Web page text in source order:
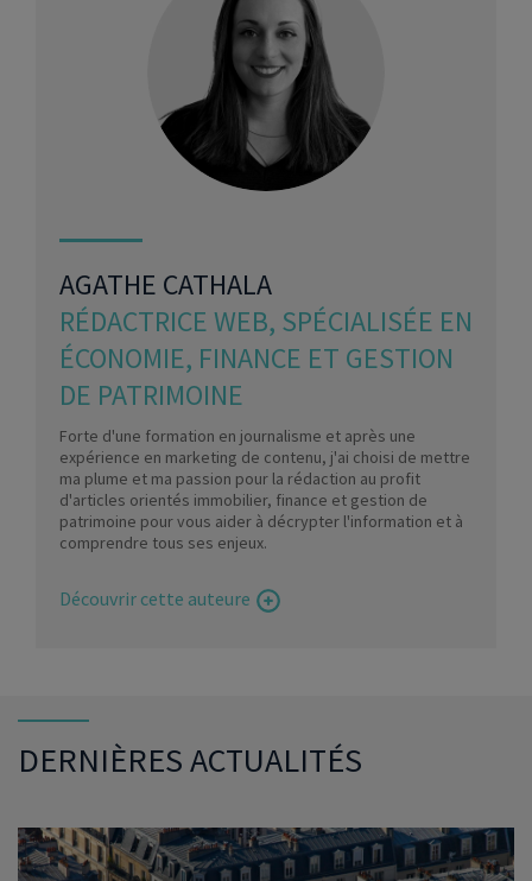
AGATHE CATHALA
RÉDACTRICE WEB, SPÉCIALISÉE EN
ÉCONOMIE, FINANCE ET GESTION
DE PATRIMOINE
Forte d'une formation en journalisme et après une
expérience en marketing de contenu, j'ai choisi de mettre
ma plume et ma passion pour la rédaction au profit
d'articles orientés immobilier, finance et gestion de
patrimoine pour vous aider à décrypter l'information et à
comprendre tous ses enjeux.
Découvrir cette auteure
DERNIÈRES ACTUALITÉS